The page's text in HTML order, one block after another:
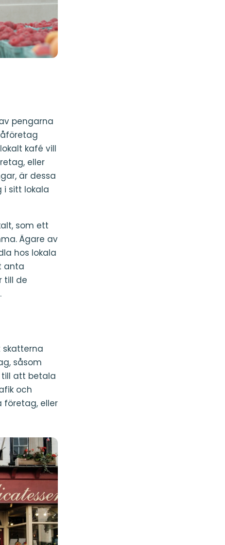
pengarna
kafé vill
eller
är dessa
sitt lokala
som ett
Ägare av
hos lokala
anta
till de
såsom
till att betala
och
företag, eller